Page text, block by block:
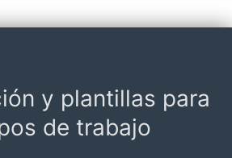
y plantillas para
de trabajo